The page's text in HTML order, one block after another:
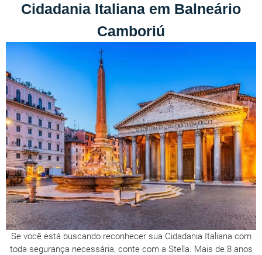
Cidadania Italiana em Balneário
Camboriú
Se você está buscando reconhecer sua Cidadania Italiana com
toda segurança necessária, conte com a Stella. Mais de 8 anos